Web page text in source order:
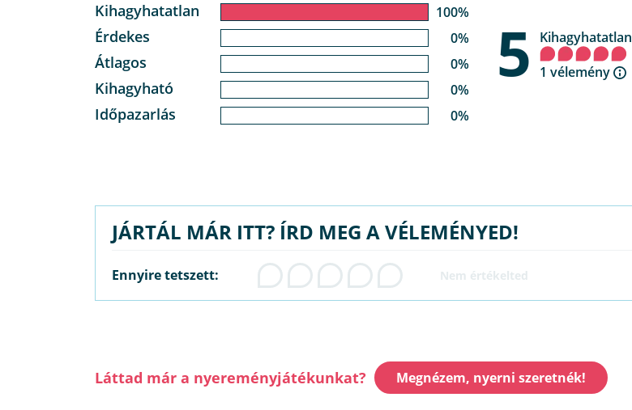
Kihagyhatatlan 100%
Érdekes 0%
Átlagos 0%
Kihagyható 0%
Időpazarlás 0%
5
Kihagyhatatlan
1 vélemény
JÁRTÁL MÁR ITT? ÍRD MEG A VÉLEMÉNYED!
Ennyire tetszett:
Láttad már a nyereményjátékunkat? Megnézem, nyerni szeretnék!